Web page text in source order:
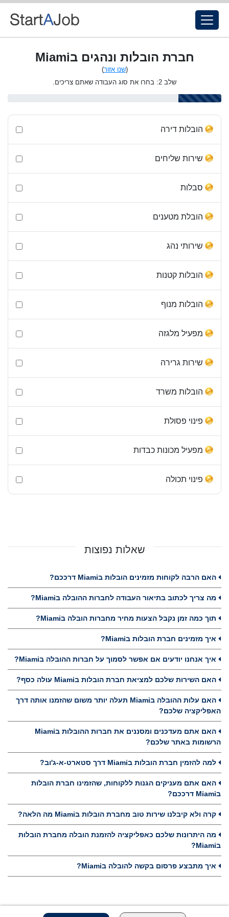
חברת הובלות ונהגים בMiami
(שנו אזור)
שלב 2: בחרו את סוג העבודה שאתם צריכים.
הובלות דירה
שירות שליחים
סבלות
הובלת מטענים
שירותי נהג
הובלות קטנות
הובלות מנוף
מפעיל מלגזה
שירות גרירה
הובלות משרד
פינוי פסולת
מפעיל מכונות כבדות
פינוי תכולה
שאלות נפוצות
האם הרבה לקוחות מזמינים הובלות בMiami דרככם?
מה צריך לכתוב בתיאור העבודה לחברות ההובלה בMiami?
תוך כמה זמן נקבל הצעות מחיר מחברות הובלה בMiami?
איך מזמינים חברת הובלות בMiami?
איך אנחנו יודעים אם אפשר לסמוך על חברות ההובלה בMiami?
האם השירות שלכם למציאת חברת הובלות בMiami עולה כסף?
האם עלות ההובלה בMiami תעלה יותר משום שהזמנו אותה דרך
האפליקציה שלכם?
האם אתם מעדכנים ומסננים את חברות ההובלות בMiami
הרשומות באתר שלכם?
למה להזמין חברת הובלות בMiami דרך סטארט-א-ג'וב?
האם אתם מעניקים הגנות ללקוחות, שהזמינו חברת הובלות
בMiami דרככם?
קרה ולא קיבלנו שירות טוב מחברת הובלות בMiami מה הלאה?
מה היתרונות שלכם כאפליקציה להזמנת הובלה מחברת הובלות
בMiami?
איך מתבצע פרסום בקשה להובלה בMiami?